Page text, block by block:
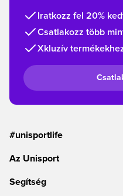
Iratkozz fel 20%
Csatlakozz több
Xkluzív
#unisportlife
Az Unisport
Segítség